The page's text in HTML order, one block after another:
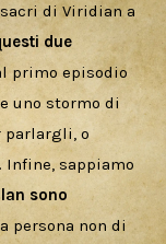
di Viridian a
due
primo episodio
uno stormo di
parlargli, o
sappiamo
sono
persona non di